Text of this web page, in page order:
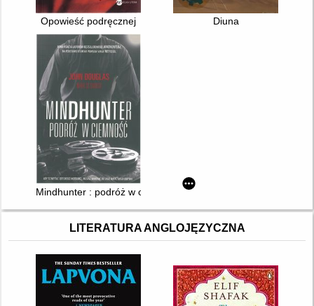
Opowieść podręcznej Diuna
Mindhunter : podróż w ciemność
LITERATURA ANGLOJĘZYCZNA